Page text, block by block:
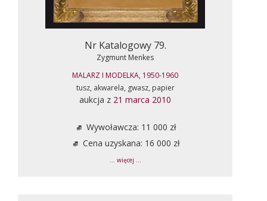
Nr Katalogowy 79.
Zygmunt Menkes
MALARZ I MODELKA, 1950-1960
tusz, akwarela, gwasz, papier
aukcja z 21 marca 2010
Wywoławcza: 11 000 zł
Cena uzyskana: 16 000 zł
... więcej ...